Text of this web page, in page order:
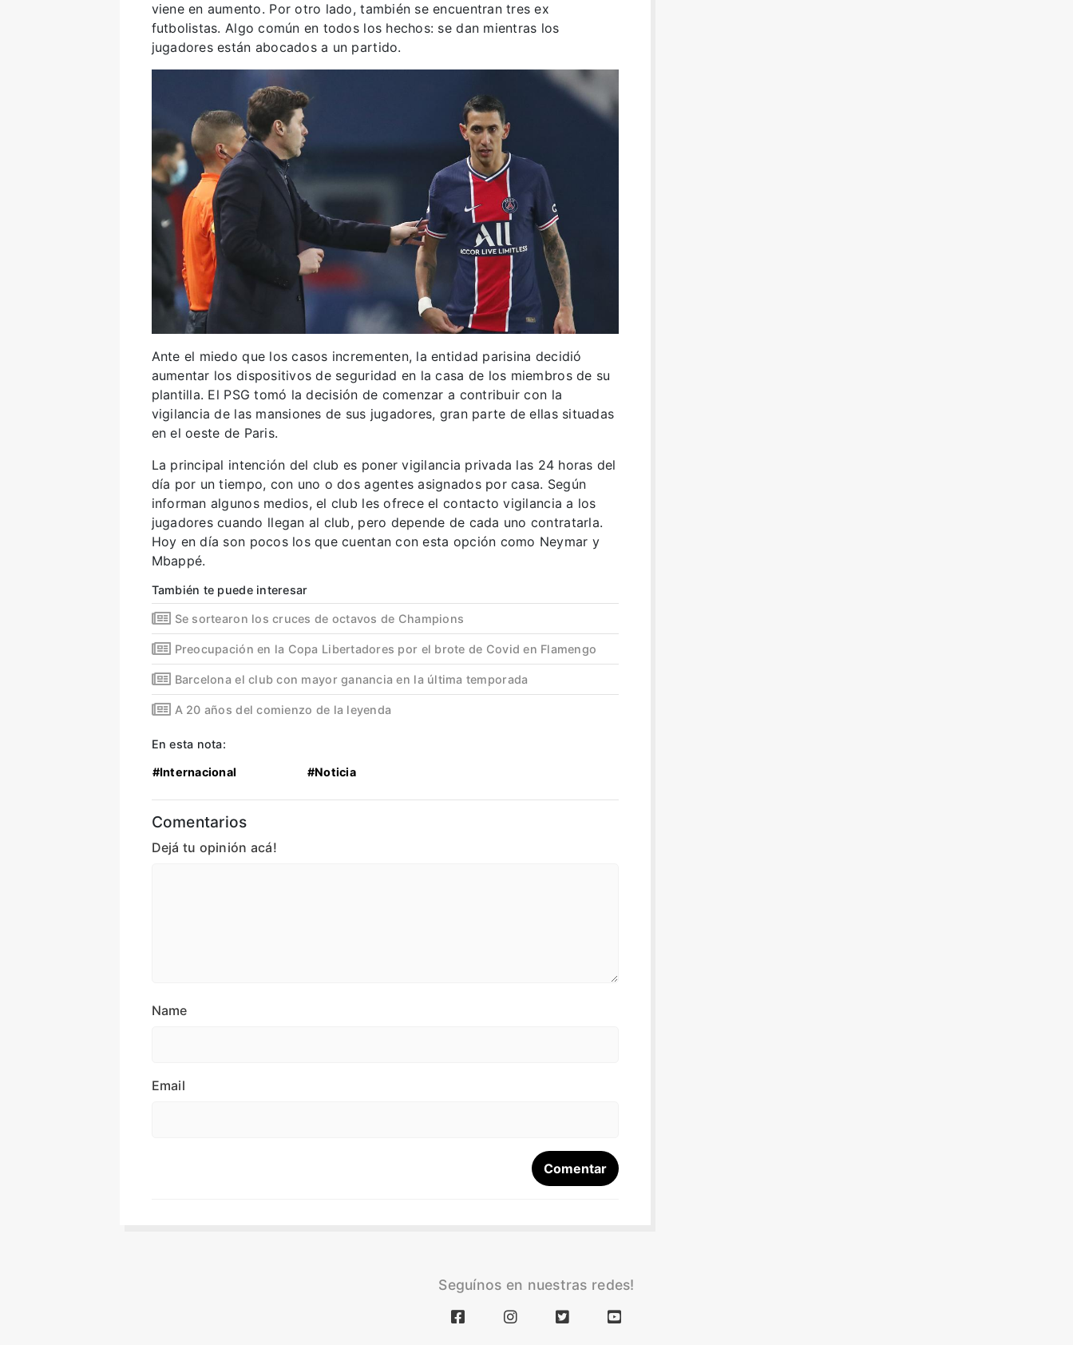
viene en aumento. Por otro lado, también se encuentran tres ex
futbolistas. Algo común en todos los hechos: se dan mientras los
jugadores están abocados a un partido.
Ante el miedo que los casos incrementen, la entidad parisina decidió
aumentar los dispositivos de seguridad en la casa de los miembros de su
plantilla. El PSG tomó la decisión de comenzar a contribuir con la
vigilancia de las mansiones de sus jugadores, gran parte de ellas situadas
en el oeste de Paris.
La principal intención del club es poner vigilancia privada las 24 horas del
día por un tiempo, con uno o dos agentes asignados por casa. Según
informan algunos medios, el club les ofrece el contacto vigilancia a los
jugadores cuando llegan al club, pero depende de cada uno contratarla.
Hoy en día son pocos los que cuentan con esta opción como Neymar y
Mbappé.
También te puede interesar
Se sortearon los cruces de octavos de Champions
Preocupación en la Copa Libertadores por el brote de Covid en Flamengo
Barcelona el club con mayor ganancia en la última temporada
A 20 años del comienzo de la leyenda
En esta nota:
#Internacional #Noticia
Comentarios
Dejá tu opinión acá!
Name
Email
Seguínos en nuestras redes!